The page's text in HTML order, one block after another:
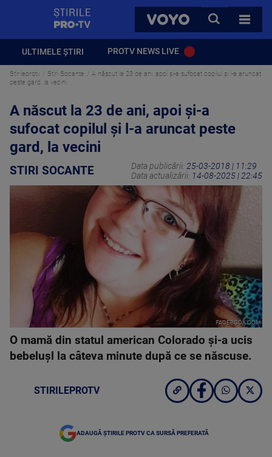
VOYO
CAUTA
TOATE
ULTIMELE ȘTIRI PROTV NEWS LIVE
Stirileprotv Stiri Socante
A născut la 23 de ani, apoi şi-a sufocat copilul şi l-a aruncat
peste gard, la vecini
A născut la 23 de ani, apoi şi-a
sufocat copilul şi l-a aruncat peste
gard, la vecini
STIRI SOCANTE Data publicării: 25-03-2018 | 11:29
Data actualizării: 14-08-2025 | 22:45
FACEBOOK.COM
O mamă din statul american Colorado şi-a ucis
bebeluşl la câteva minute după ce se născuse.
STIRILEPROTV
ADAUGĂ ȘTIRILE PROTV CA SURSĂ PREFERATĂ